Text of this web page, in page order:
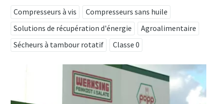
Compresseurs à vis
Compresseurs sans huile
Solutions de récupération d'énergie
Agroalimentaire
Sécheurs à tambour rotatif
Classe 0